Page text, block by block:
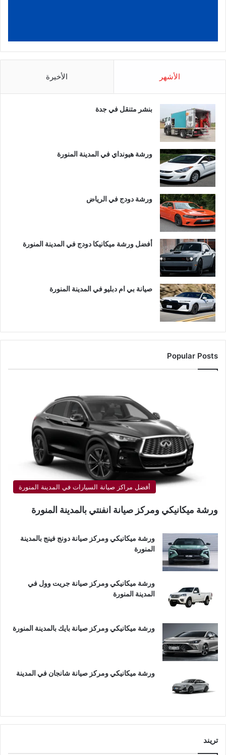
الأشهر الأخيرة
بنشر متنقل في جدة
ورشة هيونداي في المدينة المنورة
ورشة دودج في الرياض
أفضل ورشة ميكانيكا دودج في المدينة المنورة
صيانة بي ام دبليو في المدينة المنورة
Popular Posts
أفضل مراكز صيانة السيارات في المدينة المنورة
ورشة ميكانيكي ومركز صيانة انفنتي بالمدينة المنورة
ورشة ميكانيكي ومركز صيانة دونج فينج بالمدينة
المنورة
ورشة ميكانيكي ومركز صيانة جريت وول في
المدينة المنورة
ورشة ميكانيكي ومركز صيانة بايك بالمدينة المنورة
ورشة ميكانيكي ومركز صيانة شانجان في المدينة
تريند